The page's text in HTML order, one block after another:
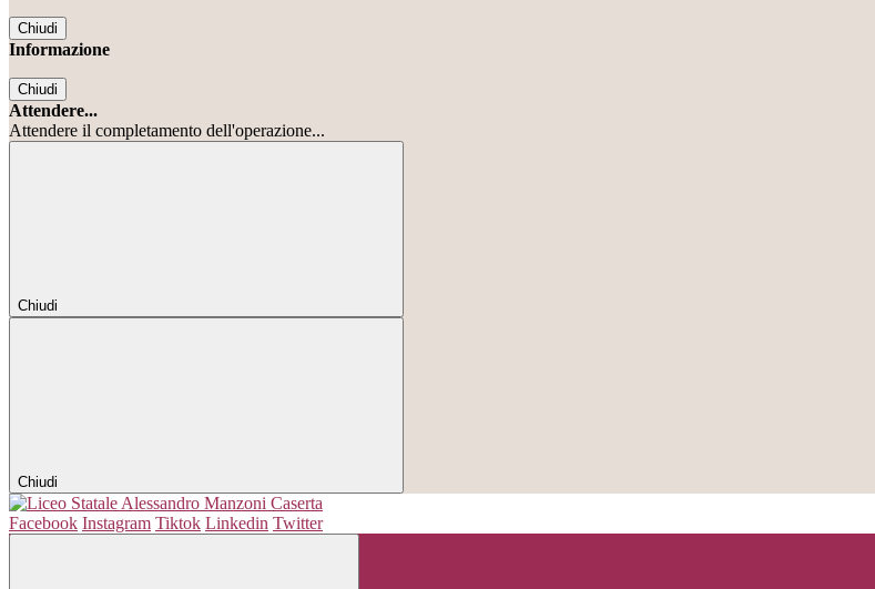
Chiudi
Informazione
Chiudi
Attendere...
Attendere il completamento dell'operazione...
Chiudi
Chiudi
Facebook Instagram Tiktok Linkedin Twitter